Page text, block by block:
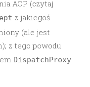
AOP (czytaj
z jakiegoś
(ale jest
z tego powodu
DispatchProxy